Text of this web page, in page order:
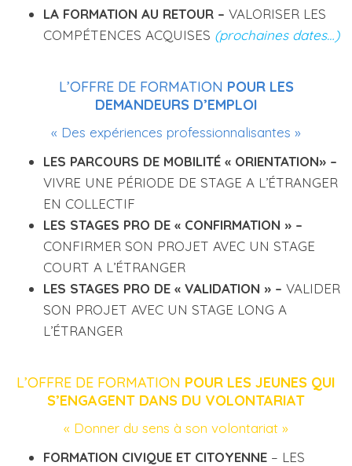
LA FORMATION AU RETOUR – VALORISER LES
COMPÉTENCES ACQUISES (prochaines dates…)
L’OFFRE DE FORMATION POUR LES
DEMANDEURS D’EMPLOI
« Des expériences professionnalisantes »
LES PARCOURS DE MOBILITÉ « ORIENTATION» –
VIVRE UNE PÉRIODE DE STAGE A L’ÉTRANGER
EN COLLECTIF
LES STAGES PRO DE « CONFIRMATION » –
CONFIRMER SON PROJET AVEC UN STAGE
COURT A L’ÉTRANGER
LES STAGES PRO DE « VALIDATION » – VALIDER
SON PROJET AVEC UN STAGE LONG A
L’ÉTRANGER
L’OFFRE DE FORMATION POUR LES JEUNES QUI
S’ENGAGENT DANS DU VOLONTARIAT
« Donner du sens à son volontariat »
FORMATION CIVIQUE ET CITOYENNE – LES